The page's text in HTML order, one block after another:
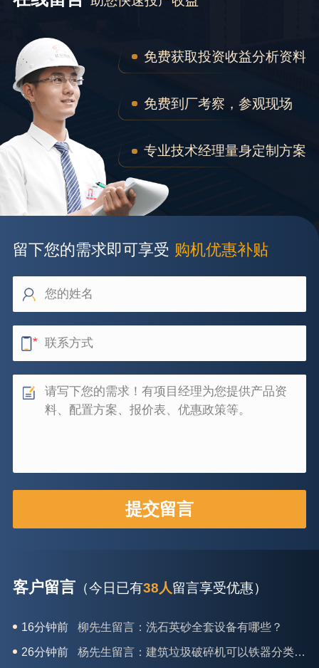
免费获取投资收益分析资料
免费到厂考察，参观现场
专业技术经理量身定制方案
留下您的需求即可享受 购机优惠补贴
客户留言 （今日已有38人留言享受优惠）
26分钟前 杨先生留言：建筑垃圾破碎机可以铁器分类吗？
28分钟前 肖先生留言：时产50吨的洗砂机有几个型号？